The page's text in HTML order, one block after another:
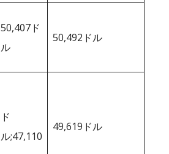
50,407ド
ル
50,492ドル
ド
ル;47,110
49,619ドル